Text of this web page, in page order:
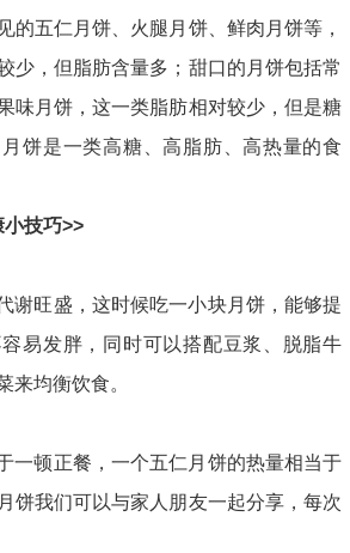
的五仁月饼、火腿月饼、鲜肉月饼等，
少，但脂肪含量多；甜口的月饼包括常
味月饼，这一类脂肪相对较少，但是糖
饼是一类高糖、高脂肪、高热量的食
小技巧>>
谢旺盛，这时候吃一小块月饼，能够提
易发胖，同时可以搭配豆浆、脱脂牛
来均衡饮食。
一顿正餐，一个五仁月饼的热量相当于
饼我们可以与家人朋友一起分享，每次